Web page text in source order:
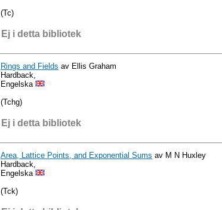
(Tc)
Ej i detta bibliotek
Rings and Fields av Ellis Graham
Hardback,
Engelska
(Tchg)
Ej i detta bibliotek
Area, Lattice Points, and Exponential Sums av M N Huxley
Hardback,
Engelska
(Tck)